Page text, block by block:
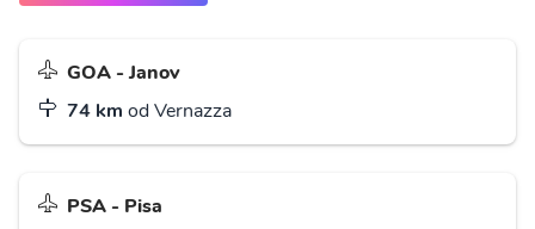
GOA - Janov
74 km od Vernazza
PSA - Pisa